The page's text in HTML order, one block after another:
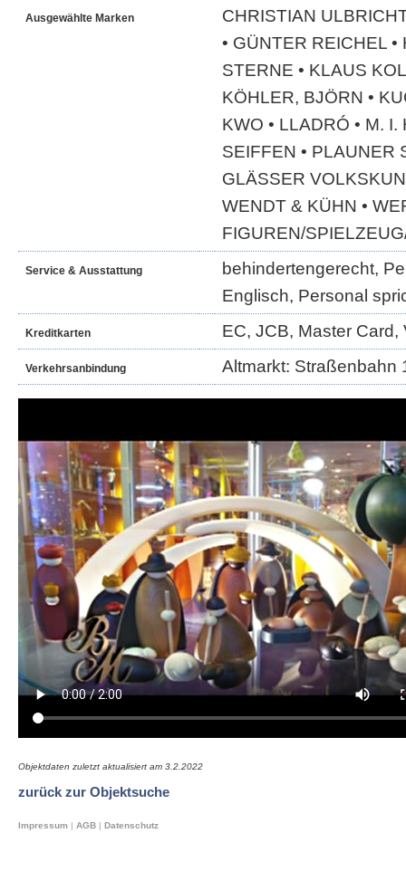
Ausgewählte Marken
CHRISTIAN
• GÜNTER REICHEL
STERNE • KLAUS
KÖHLER, BJÖRN •
KWO • LLADRÓ • M.
SEIFFEN • PLAUNER
GLÄSSER
WENDT & KÜHN •
FIGUREN/
Service & Ausstattung
behindertengerecht,
Englisch, Personal
Kreditkarten EC, JCB, Master Card,
Verkehrsanbindung Altmarkt: Straßenbahn
Objektdaten zuletzt aktualisiert am 3.2.2022
zurück zur Objektsuche
Impressum | AGB | Datenschutz